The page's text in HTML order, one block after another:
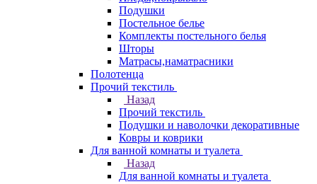
Подушки
Постельное белье
Комплекты постельного белья
Шторы
Матрасы,наматрасники
Полотенца
Прочий текстиль
Назад
Прочий текстиль
Подушки и наволочки декоративные
Ковры и коврики
Для ванной комнаты и туалета
Назад
Для ванной комнаты и туалета